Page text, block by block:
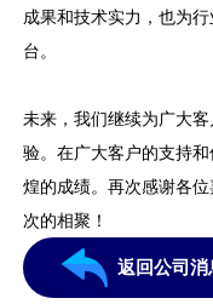
成果和技术实力，也为
台。
未来，我们继续为广大
验。在广大客户的支持
煌的成绩。再次感谢各
次的相聚！
返回公司消